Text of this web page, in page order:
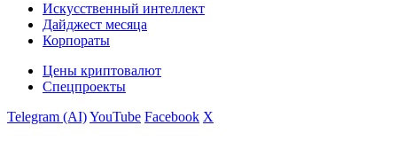
Искусственный интеллект
Дайджест месяца
Корпораты
Цены криптовалют
Спецпроекты
Telegram (AI)YouTube Facebook X